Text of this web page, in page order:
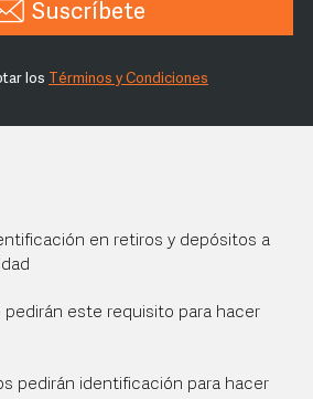
Suscríbete
los Términos y Condiciones
en retiros y depósitos a
este requisito para hacer
pedirán identificación para hacer